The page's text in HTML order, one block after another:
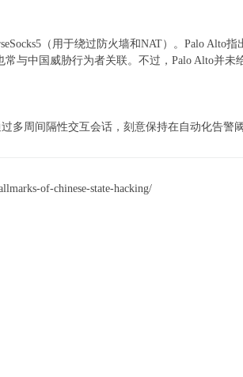
（用于绕过防火墙和NAT）。Palo Alto
与中国威胁行为者关联。不过，Palo Alto并未
多周间隔性交互会话，刻意保持在自动化告警阈
of-chinese-state-hacking/